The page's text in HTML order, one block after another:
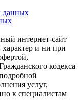
данных
интернет-сайт
и ни при
кодекса
услуг,
к специалистам